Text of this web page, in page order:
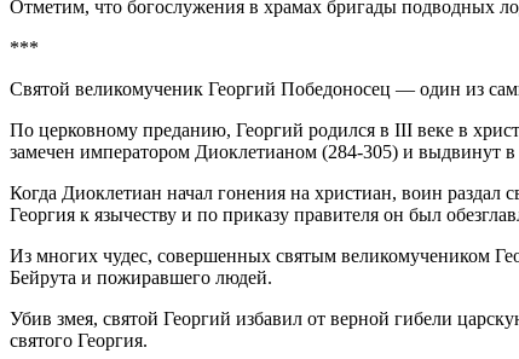
Отметим, что богослужения в храмах бригады подводных
***
Святой великомученик Георгий Победоносец — один из
По церковному преданию, Георгий родился в III веке в
замечен императором Диоклетианом (284-305) и выдвинут
Когда Диоклетиан начал гонения на христиан, воин
Георгия к язычеству и по приказу правителя он был
Из многих чудес, совершенных святым великомучеником
Бейрута и пожиравшего людей.
Убив змея, святой Георгий избавил от верной гибели
святого Георгия.